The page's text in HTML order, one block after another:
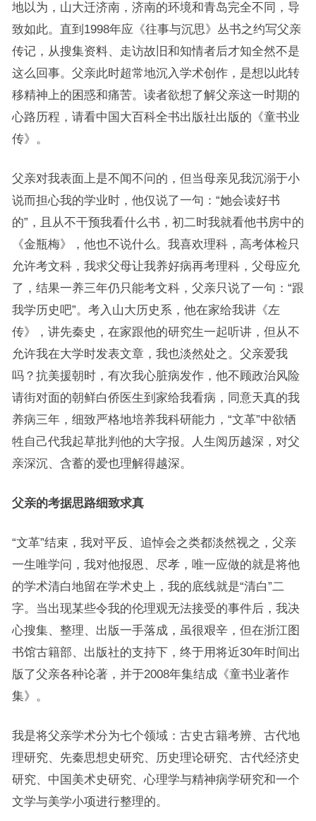
地以为，山大迁济南，济南的环境和青岛完全不同，导
致如此。直到1998年应《往事与沉思》丛书之约写父亲
传记，从搜集资料、走访故旧和知情者后才知全然不是
这么回事。父亲此时超常地沉入学术创作，是想以此转
移精神上的困惑和痛苦。读者欲想了解父亲这一时期的
心路历程，请看中国大百科全书出版社出版的《童书业
传》。
父亲对我表面上是不闻不问的，但当母亲见我沉溺于小
说而担心我的学业时，他仅说了一句：“她会读好书
的”，且从不干预我看什么书，初二时我就看他书房中的
《金瓶梅》，他也不说什么。我喜欢理科，高考体检只
允许考文科，我求父母让我养好病再考理科，父母应允
了，结果一养三年仍只能考文科，父亲只说了一句：“跟
我学历史吧”。考入山大历史系，他在家给我讲《左
传》，讲先秦史，在家跟他的研究生一起听讲，但从不
允许我在大学时发表文章，我也淡然处之。父亲爱我
吗？抗美援朝时，有次我心脏病发作，他不顾政治风险
请街对面的朝鲜白侨医生到家给我看病，同意天真的我
养病三年，细致严格地培养我科研能力，“文革”中欲牺
牲自己代我起草批判他的大字报。人生阅历越深，对父
亲深沉、含蓄的爱也理解得越深。
父亲的考据思路细致求真
“文革”结束，我对平反、追悼会之类都淡然视之，父亲
一生唯学问，我对他报恩、尽孝，唯一应做的就是将他
的学术清白地留在学术史上，我的底线就是“清白”二
字。当出现某些令我的伦理观无法接受的事件后，我决
心搜集、整理、出版一手落成，虽很艰辛，但在浙江图
书馆古籍部、出版社的支持下，终于用将近30年时间出
版了父亲各种论著，并于2008年集结成《童书业著作
集》。
我是将父亲学术分为七个领域：古史古籍考辨、古代地
理研究、先秦思想史研究、历史理论研究、古代经济史
研究、中国美术史研究、心理学与精神病学研究和一个
文学与美学小项进行整理的。